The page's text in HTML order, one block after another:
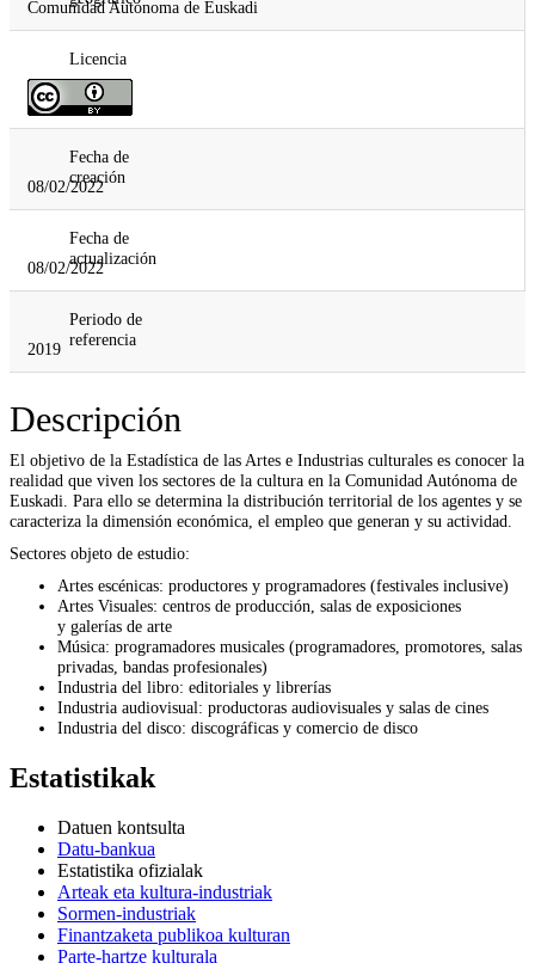
Comunidad Autonoma de Euskadi
Licencia
Fecha de
creación
08/02/2022
Fecha de
actualización
08/02/2022
Periodo de
referencia
2019
Descripción
El objetivo de la Estadística de las Artes e Industrias culturales es conocer la
realidad que viven los sectores de la cultura en la Comunidad Autónoma de
Euskadi. Para ello se determina la distribución territorial de los agentes y se
caracteriza la dimensión económica, el empleo que generan y su actividad.
Sectores objeto de estudio:
Artes escénicas: productores y programadores (festivales inclusive)
Artes Visuales: centros de producción, salas de exposiciones
y galerías de arte
Música: programadores musicales (programadores, promotores, salas
privadas, bandas profesionales)
Industria del libro: editoriales y librerías
Industria audiovisual: productoras audiovisuales y salas de cines
Industria del disco: discográficas y comercio de disco
Estatistikak
Datuen kontsulta
Datu-bankua
Estatistika ofizialak
Arteak eta kultura-industriak
Sormen-industriak
Finantzaketa publikoa kulturan
Parte-hartze kulturala